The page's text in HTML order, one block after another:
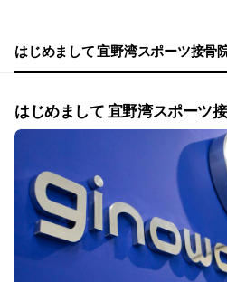
Sat10:00 - 13:00,14:00 - 17:00
水曜日午前お休み／祝日は日曜日同時間
はじめまして 宜野湾スポーツ接骨
はじめまして 宜野湾スポーツ